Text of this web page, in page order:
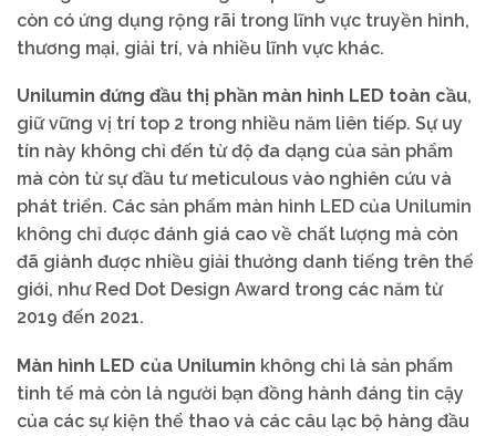
còn có ứng dụng rộng rãi trong lĩnh vực truyền hình,
thương mại, giải trí, và nhiều lĩnh vực khác.
Unilumin đứng đầu thị phần màn hình LED toàn cầu,
giữ vững vị trí top 2 trong nhiều năm liên tiếp. Sự uy
tín này không chỉ đến từ độ đa dạng của sản phẩm
mà còn từ sự đầu tư meticulous vào nghiên cứu và
phát triển. Các sản phẩm màn hình LED của Unilumin
không chỉ được đánh giá cao về chất lượng mà còn
đã giành được nhiều giải thưởng danh tiếng trên thế
giới, như Red Dot Design Award trong các năm từ
2019 đến 2021.
Màn hình LED của Unilumin không chỉ là sản phẩm
tinh tế mà còn là người bạn đồng hành đáng tin cậy
của các sự kiện thể thao và các câu lạc bộ hàng đầu